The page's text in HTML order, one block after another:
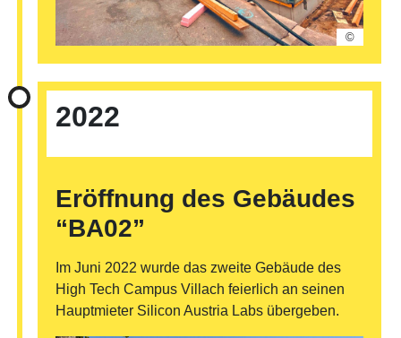
©
2022
Eröffnung des Gebäudes
“BA02”
Im Juni 2022 wurde das zweite Gebäude des
High Tech Campus Villach feierlich an seinen
Hauptmieter Silicon Austria Labs übergeben.